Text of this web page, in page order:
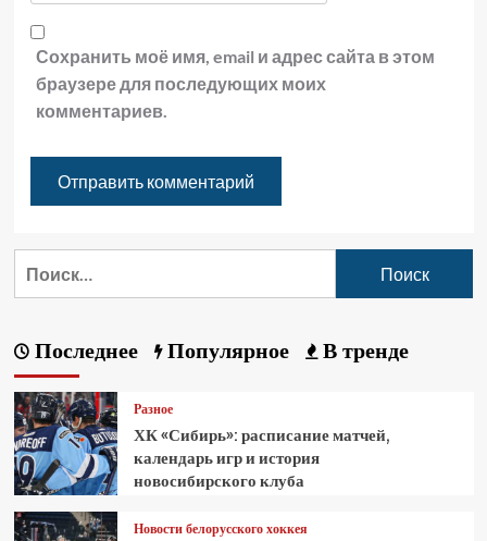
Сохранить моё имя, email и адрес сайта в этом
браузере для последующих моих
комментариев.
Последнее Популярное В тренде
Разное
ХК «Сибирь»: расписание матчей,
календарь игр и история
новосибирского клуба
Новости белорусского хоккея